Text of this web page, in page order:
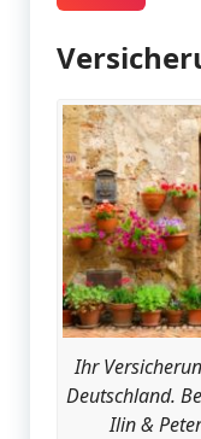
Ihr
Deutschland.
Ilin &